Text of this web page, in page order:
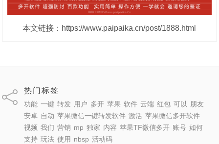
本文链接：https://www.paipaika.cn/post/1888.html
热门标签
功能 一键 转发 用户 多开 苹果 软件 云端 红包 可以
朋友
安卓 自动 苹果微信一键转发软件 激活 苹果微信多开软件
视频 我们 营销 mp 独家 内容 苹果TF微信多开 账号 如何
支持 玩法 使用 nbsp 活动码